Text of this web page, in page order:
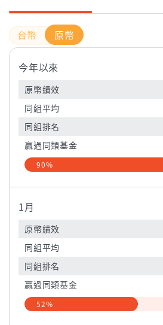
原幣
今年以來
原幣績效
同組平均
同組排名
贏過同類基金
90%
1月
原幣績效
同組平均
同組排名
贏過同類基金
52%